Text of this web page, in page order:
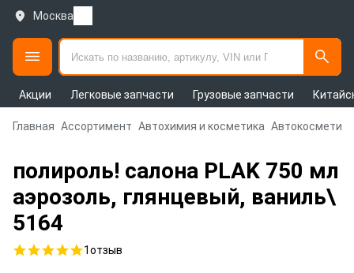
Москва
Акции Легковые запчасти Грузовые запчасти
Главная Ассортимент Автохимия и косметика Автокосметика
полироль! салона PLAK 750 мл
аэрозоль, глянцевый, ваниль\
5164
1отзыв